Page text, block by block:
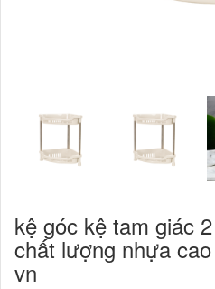
kệ góc kệ tam giác
chất lượng nhựa
vn